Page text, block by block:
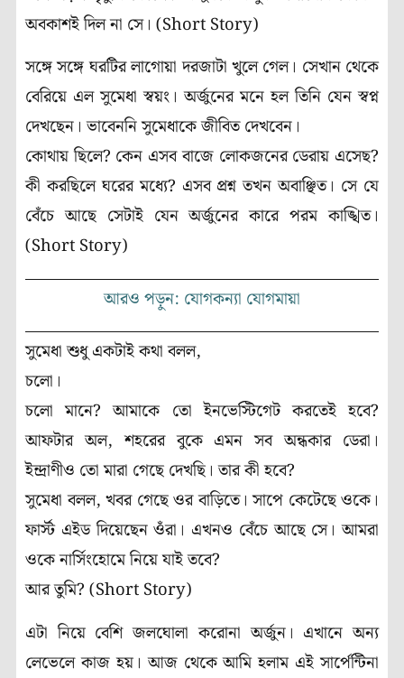
অবকাশই দিল না সে। (Short Story)
সঙ্গে সঙ্গে ঘরটির লাগোয়া দরজাটা খুলে গেল। সেখান থেকে
বেরিয়ে এল সুমেধা স্বয়ং। অর্জুনের মনে হল তিনি যেন স্বপ্ন
দেখছেন। ভাবেননি সুমেধাকে জীবিত দেখবেন।
কোথায় ছিলে? কেন এসব বাজে লোকজনের ডেরায় এসেছ?
কী করছিলে ঘরের মধ্যে? এসব প্রশ্ন তখন অবাঞ্ছিত। সে যে
বেঁচে আছে সেটাই যেন অর্জুনের কারে পরম কাঙ্খিত।
(Short Story)
আরও পড়ুন: যোগকন্যা যোগমায়া
সুমেধা শুধু একটাই কথা বলল,
চলো।
চলো মানে? আমাকে তো ইনভেস্টিগেট করতেই হবে?
আফটার অল, শহরের বুকে এমন সব অন্ধকার ডেরা।
ইন্দ্রাণীও তো মারা গেছে দেখছি। তার কী হবে?
সুমেধা বলল, খবর গেছে ওর বাড়িতে। সাপে কেটেছে ওকে।
ফার্স্ট এইড দিয়েছেন ওঁরা। এখনও বেঁচে আছে সে। আমরা
ওকে নার্সিংহোমে নিয়ে যাই তবে?
আর তুমি? (Short Story)
এটা নিয়ে বেশি জলঘোলা করোনা অর্জুন। এখানে অন্য
লেভেলে কাজ হয়। আজ থেকে আমি হলাম এই সার্পেন্টিনা